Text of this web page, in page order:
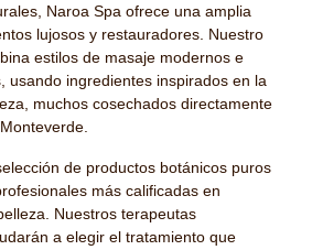
Naroa Spa ofrece una amplia
lujosos y restauradores. Nuestro
estilos de masaje modernos e
usando ingredientes inspirados en la
muchos cosechados directamente
de productos botánicos puros
más calificadas en
Nuestros terapeutas
a elegir el tratamiento que